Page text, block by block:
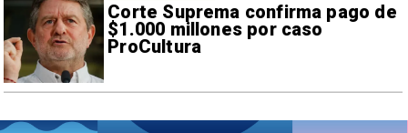
Corte Suprema confirma pago de
$1.000 millones por caso
ProCultura